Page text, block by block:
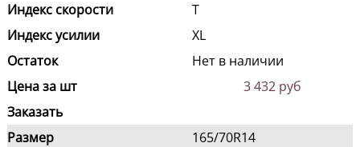
Индекс скорости
T
Индекс усилии
XL
Остаток
Нет в наличии
Цена за шт
3 432 руб
Заказать
Размер
165/70R14